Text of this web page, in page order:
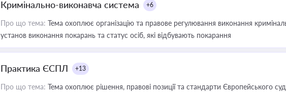
Кримінально-виконавча система +6
Про що тема: Тема охоплює організацію та правове регулювання виконання
установ виконання покарань та статус осіб, які відбувають покарання
Практика ЄСПЛ +13
Про що тема: Тема охоплює рішення, правові позиції та стандарти Європейського